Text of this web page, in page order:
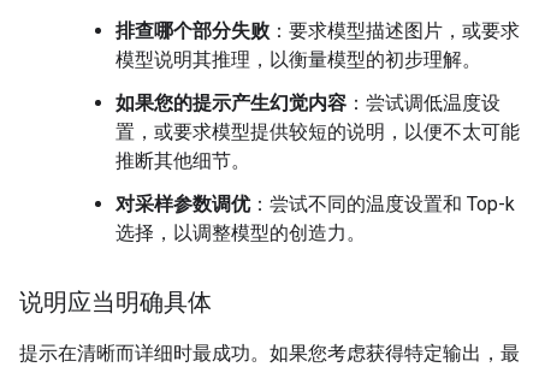
排查哪个部分失败 ：要求模型描述图片，或要求
模型说明其推理，以衡量模型的初步理解。
如果您的提示产生幻觉内容 ：尝试调低温度设
置，或要求模型提供较短的说明，以便不太可能
推断其他细节。
对采样参数调优：尝试不同的温度设置和 Top-k
选择，以调整模型的创造力。
说明应当明确具体
提示在清晰而详细时最成功。如果您考虑获得特定输出，最